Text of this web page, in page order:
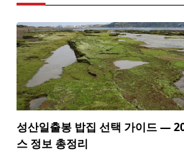
성산일출봉 밥집 선택 가이드 —
스 정보 총정리